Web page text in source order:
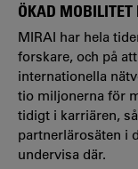
ÖKAD MOBILITET
MIRAI har hela
forskare, och på
internationella
tio miljonerna för
tidigt i karriären,
partnerlärosäten i
undervisa där.